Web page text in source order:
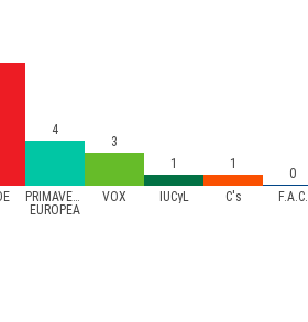
PRIMAVERA
EUROPEA
VOX IUCyL C's F.A.C.
4
3
1
1
0